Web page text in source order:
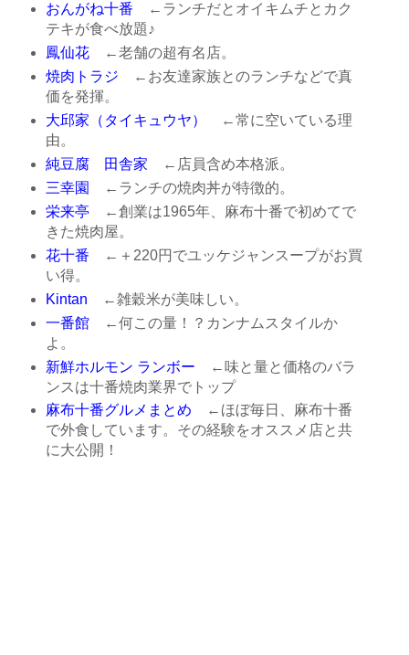
おんがね十番 ←ランチだとオイキムチとカク
テキが食べ放題♪
鳳仙花←老舗の超有名店。
焼肉トラジ ←お友達家族とのランチなどで真
価を発揮。
大邱家（タイキュウヤ）
←常に空いている理
由。
純豆腐 田舎家 ←店員含め本格派。
三幸園
←ランチの焼肉丼が特徴的。
栄来亭 ←創業は1965年、麻布十番で初めてで
きた焼肉屋。
花十番 ←＋220円でユッケジャンスープがお買
い得。
Kintan ←雑穀米が美味しい。
一番館←何この量！？カンナムスタイルか
よ。
新鮮ホルモン ランボー ←味と量と価格のバラ
ンスは十番焼肉業界でトップ
麻布十番グルメまとめ ←ほぼ毎日、麻布十番
で外食しています。その経験をオススメ店と共
に大公開！